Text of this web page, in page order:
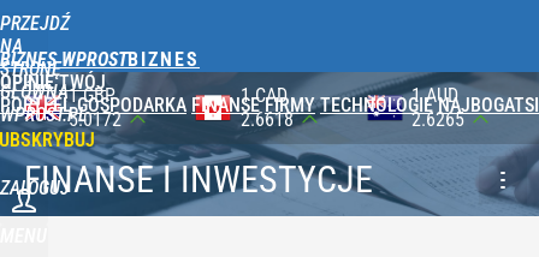
PRZEJDŹ
NA
STRONĘ
GŁÓWNĄ
WPROST.PL
BIZNES WPROST
OPINIE TWÓJ
PORTFEL GOSPODARKA FINANSE FIRMY TECHNOLOGIE NAJBOGATSI
ZALOGUJ
1 CAD
2.6618
1 AUD
2.6265
100 JPY
2.3565
FINANSE I INWESTYCJE